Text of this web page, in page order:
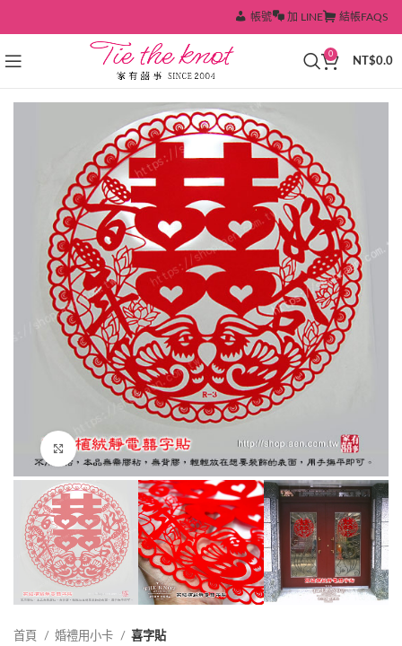
帳號 加 LINE 結帳FAQS
0
NT$0.0
點擊放大
首頁 婚禮用小卡 喜字貼